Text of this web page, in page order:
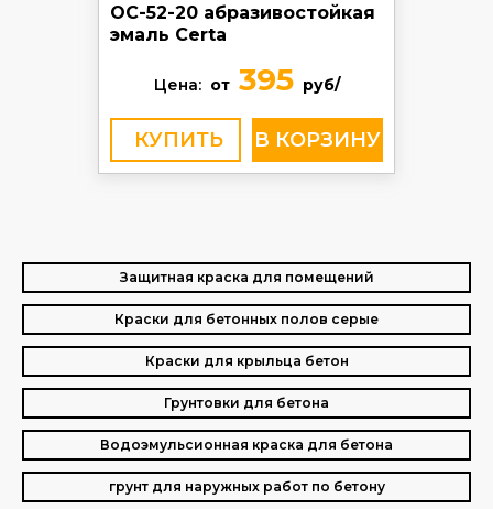
ОС-52-20 абразивостойкая
эмаль Certa
Цена: от395 руб/
КУПИТЬ
Защитная краска для помещений
Краски для бетонных полов серые
Краски для крыльца бетон
Грунтовки для бетона
Водоэмульсионная краска для бетона
грунт для наружных работ по бетону